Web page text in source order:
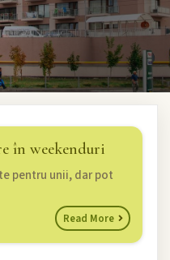
în weekenduri
pentru unii, dar pot
Read More